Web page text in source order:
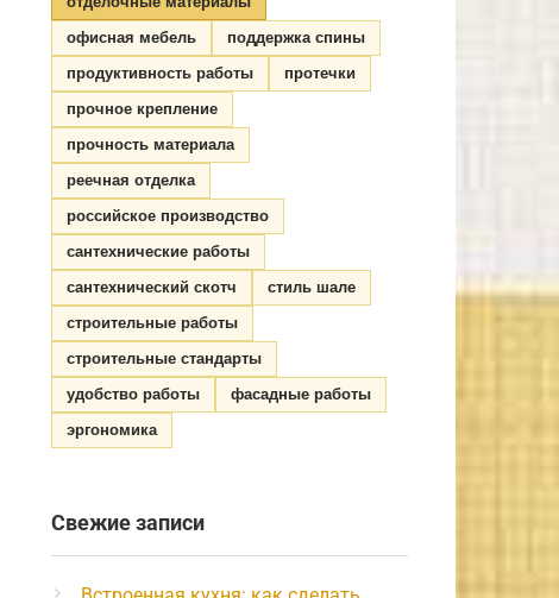
офисная мебель
поддержка спины
продуктивность работы
протечки
прочное крепление
прочность материала
реечная отделка
российское производство
сантехнические работы
сантехнический скотч
стиль шале
строительные работы
строительные стандарты
удобство работы
фасадные работы
эргономика
Свежие записи